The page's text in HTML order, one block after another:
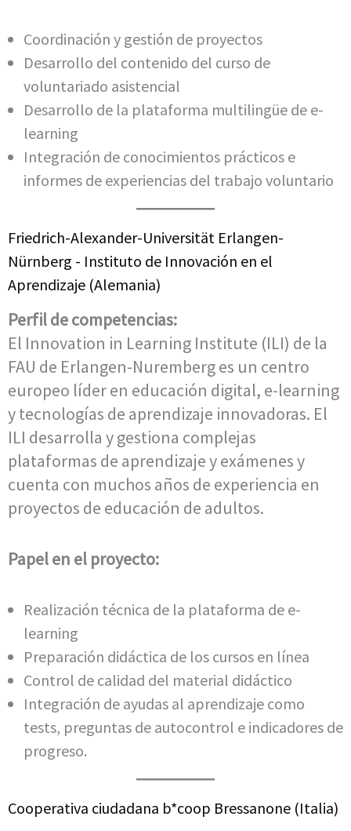
Coordinación y gestión de proyectos
Desarrollo del contenido del curso de
voluntariado asistencial
Desarrollo de la plataforma multilingüe de e-
learning
Integración de conocimientos prácticos e
informes de experiencias del trabajo voluntario
Friedrich-Alexander-Universität Erlangen-
Nürnberg - Instituto de Innovación en el
Aprendizaje (Alemania)
Perfil de competencias:
El Innovation in Learning Institute (ILI) de la
FAU de Erlangen-Nuremberg es un centro
europeo líder en educación digital, e-learning
y tecnologías de aprendizaje innovadoras. El
ILI desarrolla y gestiona complejas
plataformas de aprendizaje y exámenes y
cuenta con muchos años de experiencia en
proyectos de educación de adultos.
Papel en el proyecto:
Realización técnica de la plataforma de e-
learning
Preparación didáctica de los cursos en línea
Control de calidad del material didáctico
Integración de ayudas al aprendizaje como
tests, preguntas de autocontrol e indicadores de
progreso.
Cooperativa ciudadana b*coop Bressanone (Italia)